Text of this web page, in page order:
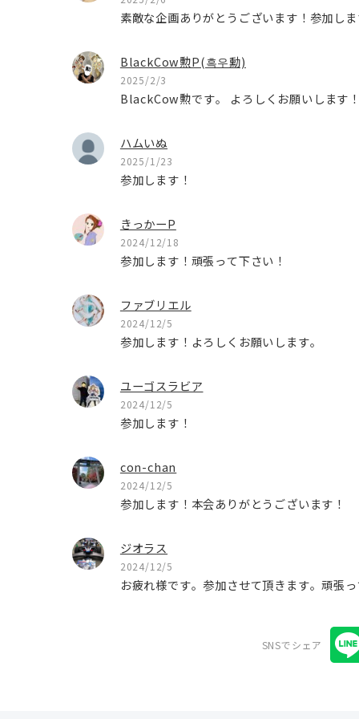
素敵な企画ありがとうございます！参加し
BlackCow勲P(흑우勳)
2025/2/3
BlackCow勲です。 よろしくお願いします
ハムいぬ
2025/1/23
参加します！
きっかーP
2024/12/18
参加します！頑張って下さい！
ファブリエル
2024/12/5
参加します！よろしくお願いします。
ユーゴスラビア
2024/12/5
参加します！
con-chan
2024/12/5
参加します！本会ありがとうございます！
ジオラス
2024/12/5
お疲れ様です。参加させて頂きます。頑張
SNSでシェア